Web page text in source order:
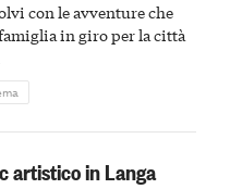
con le avventure che
in giro per la città
artistico in Langa